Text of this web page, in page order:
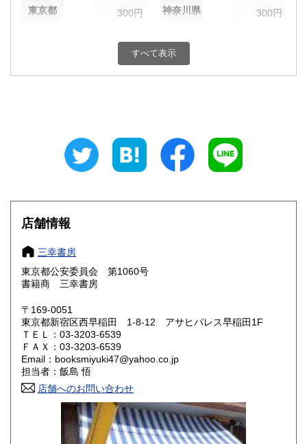
東京都 300円 神奈川県 300円
300円 富山県
300円 三重県
大阪府
奈良県
鳥取県 300円
岡山県
山口県 300円
香川県 300円 愛媛県
高知県 300円
300円 長崎県
すべて表示
店舗情報
三幸書房
東京都公安委員会 第1060号
書籍商 三幸書房
〒169-0051
東京都新宿区西早稲田 1-8-12 アサヒパレス早稲田1F
ＴＥＬ：03-3203-6539
ＦＡＸ：03-3203-6539
Email：booksmiyuki47@yahoo.co.jp
担当者：飯島 悟
店舗へのお問い合わせ